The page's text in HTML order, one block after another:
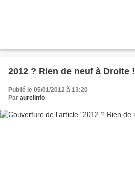
2012 ? Rien de neuf à Droite !
Publié le 05/01/2012 à 13:20
Par aurelinfo